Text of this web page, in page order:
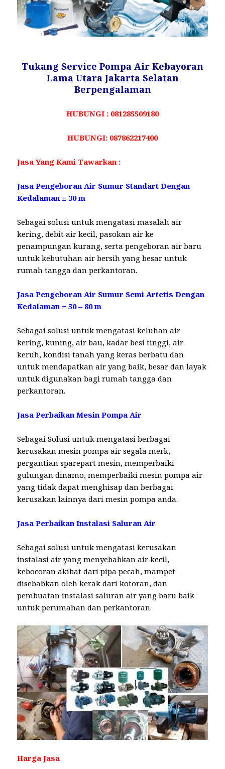
Tukang Service Pompa Air Kebayoran
Lama Utara Jakarta Selatan
Berpengalaman
HUBUNGI : 081285509180
HUBUNGI: 087862217400
Jasa Yang Kami Tawarkan :
Jasa Pengeboran Air Sumur Standart Dengan
Kedalaman ± 30 m
Sebagai solusi untuk mengatasi masalah air
kering, debit air kecil, pasokan air ke
penampungan kurang, serta pengeboran air baru
untuk kebutuhan air bersih yang besar untuk
rumah tangga dan perkantoran.
Jasa Pengeboran Air Sumur Semi Artetis Dengan
Kedalaman ± 50 – 80 m
Sebagai solusi untuk mengatasi keluhan air
kering, kuning, air bau, kadar besi tinggi, air
keruh, kondisi tanah yang keras berbatu dan
untuk mendapatkan air yang baik, besar dan layak
untuk digunakan bagi rumah tangga dan
perkantoran.
Jasa Perbaikan Mesin Pompa Air
Sebagai Solusi untuk mengatasi berbagai
kerusakan mesin pompa air segala merk,
pergantian sparepart mesin, memperbaiki
gulungan dinamo, memperbaiki mesin pompa air
yang tidak dapat menghisap dan berbagai
kerusakan lainnya dari mesin pompa anda.
Jasa Perbaikan Instalasi Saluran Air
Sebagai solusi untuk mengatasi kerusakan
instalasi air yang menyebabkan air kecil,
kebocoran akibat dari pipa pecah, mampet
disebabkan oleh kerak dari kotoran, dan
pembuatan instalasi saluran air yang baru baik
untuk perumahan dan perkantoran.
Harga Jasa